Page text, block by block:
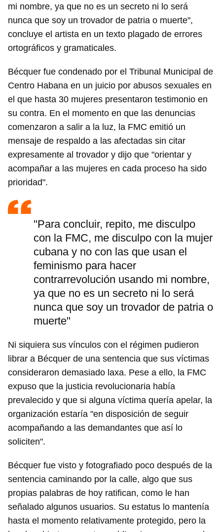
Para poder guardar como favorito, primero has de
iniciar sesión con tu cuenta de 14ymedio.
INICIAR SESIÓN CANCELAR
mi nombre, ya que no es un secreto ni lo será
nunca que soy un trovador de patria o muerte",
concluye el artista en un texto plagado de errores
ortográficos y gramaticales.
Bécquer fue condenado por el Tribunal Municipal de
Centro Habana en un juicio por abusos sexuales en
el que hasta 30 mujeres presentaron testimonio en
su contra. En el momento en que las denuncias
comenzaron a salir a la luz, la FMC emitió un
mensaje de respaldo a las afectadas sin citar
expresamente al trovador y dijo que "orientar y
acompañar a las mujeres en cada proceso ha sido
prioridad".
"Para concluir, repito, me disculpo
con la FMC, me disculpo con la mujer
cubana y no con las que usan el
feminismo para hacer
contrarrevolución usando mi nombre,
ya que no es un secreto ni lo será
nunca que soy un trovador de patria o
muerte"
Ni siquiera sus vínculos con el régimen pudieron
librar a Bécquer de una sentencia que sus víctimas
consideraron demasiado laxa. Pese a ello, la FMC
expuso que la justicia revolucionaria había
prevalecido y que si alguna víctima quería apelar, la
organización estaría "en disposición de seguir
acompañando a las demandantes que así lo
soliciten".
Bécquer fue visto y fotografiado poco después de la
sentencia caminando por la calle, algo que sus
propias palabras de hoy ratifican, como le han
señalado algunos usuarios. Su estatus lo mantenía
hasta el momento relativamente protegido, pero la